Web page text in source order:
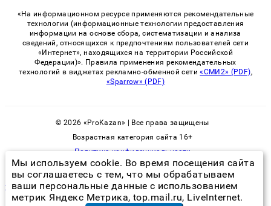
«На информационном ресурсе применяются рекомендательные
технологии (информационные технологии предоставления
информации на основе сбора, систематизации и анализа
сведений, относящихся к предпочтениям пользователей сети
«Интернет», находящихся на территории Российской
Федерации)». Правила применения рекомендательных
технологий в виджетах рекламно-обменной сети«СМИ2» (PDF),
«Sparrow» (PDF)
© 2026 «ProKazan» | Все права защищены
Возрастная категория сайта 16+
Политика конфиденциальности
тараканы москва обратный звонок
Мы используем cookie. Во время посещения сайта
вы соглашаетесь с тем, что мы обрабатываем
ваши персональные данные с использованием
метрик Яндекс Метрика, top.mail.ru, LiveInternet.